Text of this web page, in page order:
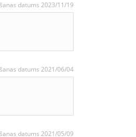
datums 2023/11/19
datums 2021/06/04
datums 2021/05/09